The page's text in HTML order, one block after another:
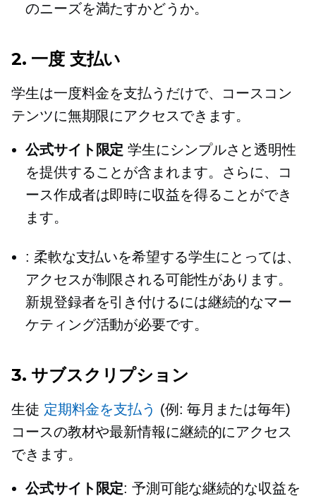
のニーズを満たすかどうか。
2. 一度 支払い
学生は一度料金を支払うだけで、コースコン
テンツに無期限にアクセスできます。
公式サイト限定 学生にシンプルさと透明性
を提供することが含まれます。さらに、コ
ース作成者は即時に収益を得ることができ
ます。
: 柔軟な支払いを希望する学生にとっては、
アクセスが制限される可能性があります。
新規登録者を引き付けるには継続的なマー
ケティング活動が必要です。
3. サブスクリプション
生徒 定期料金を支払う (例: 毎月または毎年)
コースの教材や最新情報に継続的にアクセス
できます。
公式サイト限定: 予測可能な継続的な収益を